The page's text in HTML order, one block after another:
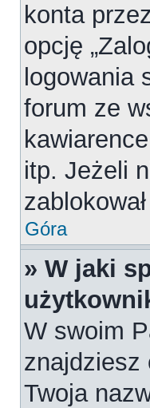
konta
opcję
logowania
forum ze
itp. Jeżeli
Góra
» W jaki
W swoim
znajdziesz
Twoja